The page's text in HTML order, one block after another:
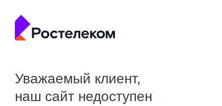
Уважаемый клиент,
наш сайт недоступен